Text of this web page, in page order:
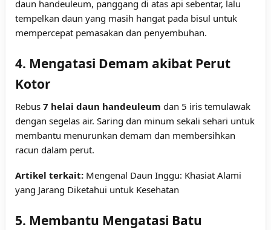
daun handeuleum, panggang di atas api sebentar, lalu
tempelkan daun yang masih hangat pada bisul untuk
mempercepat pemasakan dan penyembuhan.
4. Mengatasi Demam akibat Perut
Kotor
Rebus 7 helai daun handeuleum dan 5 iris temulawak
dengan segelas air. Saring dan minum sekali sehari untuk
membantu menurunkan demam dan membersihkan
racun dalam perut.
Artikel terkait: Mengenal Daun Inggu: Khasiat Alami
yang Jarang Diketahui untuk Kesehatan
5. Membantu Mengatasi Batu